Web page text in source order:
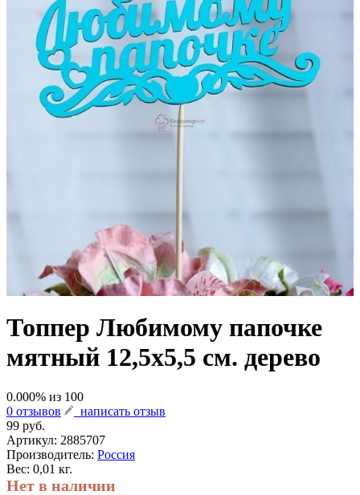
Топпер Любимому папочке
мятный 12,5х5,5 см. дерево
0.000% из 100
0 отзывов
написать отзыв
99 руб.
Артикул: 2885707
Производитель: Россия
Вес: 0,01 кг.
Нет в наличии